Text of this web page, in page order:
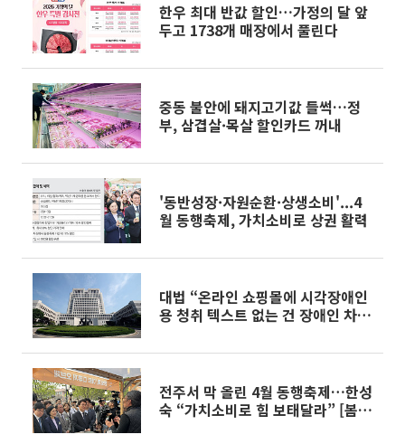
한우 최대 반값 할인…가정의 달 앞
두고 1738개 매장에서 풀린다
중동 불안에 돼지고기값 들썩…정
부, 삼겹살·목살 할인카드 꺼내
'동반성장·자원순환·상생소비'...4
월 동행축제, 가치소비로 상권 활력
대법 “온라인 쇼핑몰에 시각장애인
용 청취 텍스트 없는 건 장애인 차
전주서 막 올린 4월 동행축제…한성
숙 “가치소비로 힘 보태달라” [봄날